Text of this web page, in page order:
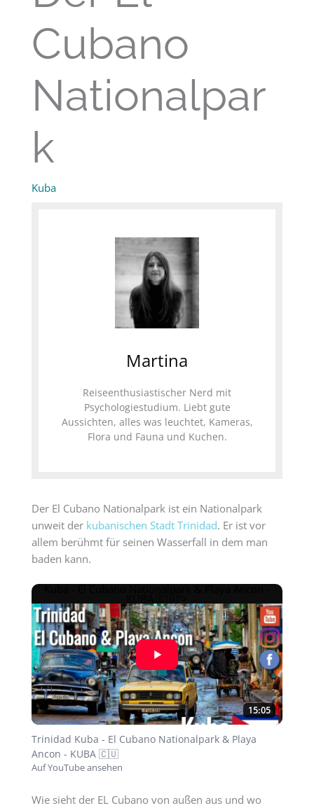
Cubano
Nationalpar
k
Kuba
Martina
Reiseenthusiastischer Nerd mit
Psychologiestudium. Liebt gute
Aussichten, alles was leuchtet, Kameras,
Flora und Fauna und Kuchen.
Der El Cubano Nationalpark ist ein Nationalpark
unweit der kubanischen Stadt Trinidad. Er ist vor
allem berühmt für seinen Wasserfall in dem man
baden kann.
Kuba - El Cubano Nationalpark & Playa Ancon -
15:05
Trinidad Kuba - El Cubano Nationalpark & Playa
Ancon - KUBA 🇨🇺
Auf YouTube ansehen
Wie sieht der EL Cubano von außen aus und wo